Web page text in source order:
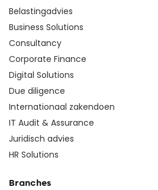
Belastingadvies
Business Solutions
Consultancy
Corporate Finance
Digital Solutions
Due diligence
Internationaal zakendoen
IT Audit & Assurance
Juridisch advies
HR Solutions
Branches